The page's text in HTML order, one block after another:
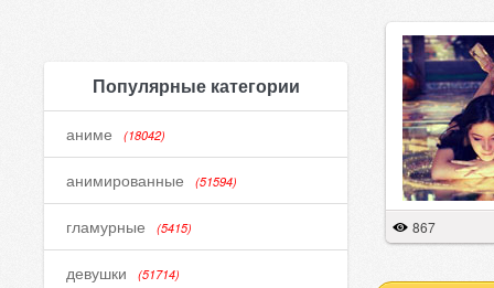
Популярные категории
аниме (18042)
анимированные (51594)
гламурные (5415)
девушки (51714)
867